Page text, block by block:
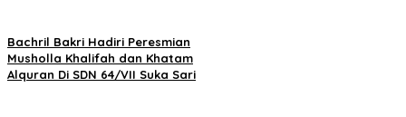
Bachril Bakri Hadiri Peresmian
Musholla Khalifah dan Khatam
Alquran Di SDN 64/VII Suka Sari